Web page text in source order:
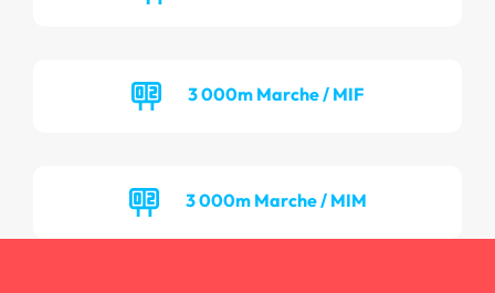
3 000m Marche / MIF
3 000m Marche / MIM